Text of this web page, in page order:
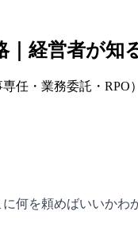
経営者が知
任・業務委託・
何を頼めばいいか